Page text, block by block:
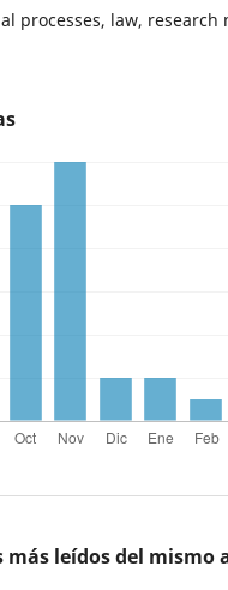
processes, law,
más leídos del mismo